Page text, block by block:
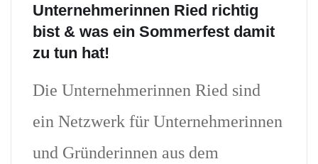
Unternehmerinnen Ried richtig
bist & was ein Sommerfest damit
zu tun hat!
Die Unternehmerinnen Ried sind
ein Netzwerk für Unternehmerinnen
und Gründerinnen aus dem